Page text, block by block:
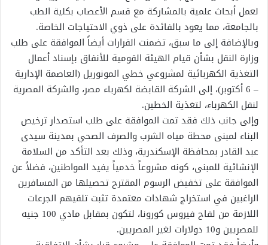
لعمل أبحاث علمية بالمشاركة مع قسم الأعصاب بكلية الطب
بالجامعة، مما يعود بالفائدة على ذوي الاحتياجات الخاصة.
وبالإضافة إلى ما سبق، تضمنت القرارات أيضاً الموافقة على طلب
وزارة النقل بشأن قيام الهيئة القومية للأنفاق بإسناد أعمال
التغذية الكهربائية لمشروعي خطي المونوريل (العاصمة الإدارية
– 6 أكتوبر)، إلى الشركة القابضة لكهرباء مصر، والشركة المصرية
لنقل الكهرباء، لتغذية الخطين.
وإلى جانب ذلك فقد تمت الموافقة على طلب استصدار ترخيص
البناء لمبنى محطة مياه الشرب والصرف الصحي بمدينة سيدى
عبد القادر بمحافظة الإسكندرية، وذلك بعد التأكد من السلامة
الإنشائية للمبنى، كونه مشروعاً خدمياً يفيد المواطنين، فضلاً عن
الموافقة على تخفيض الرسوم المقترح تحصيلها من المسافرين
الراغبين في استخراج شهادات معتمدة تثبت تلقيهم الجرعات
اللازمة من لقاح فيروس كورونا، لتكون بمقابل مادي 100 جنيه
للمصريين و10 دولارات لغير المصريين.